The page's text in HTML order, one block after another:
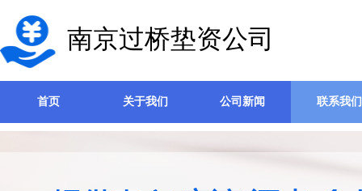
南京过桥垫资公司
首页 关于我们 公司新闻 联系我们